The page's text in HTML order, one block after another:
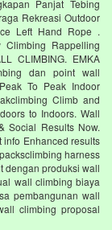
Panjat Tebing
Rekreasi Outdoor
Left Hand Rope .
Climbing Rappelling
CLIMBING. EMKA
dan point wall
To Peak Indoor
Climb and
to Indoors. Wall
Social Results Now.
info Enhanced results
harness
dengan produksi wall
wall climbing biaya
pembangunan wall
climbing proposal